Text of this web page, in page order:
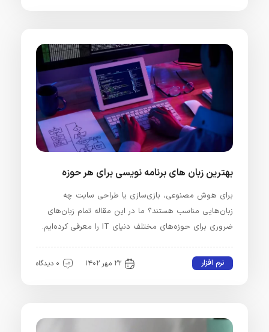
بهترین زبان‌ های برنامه نویسی برای هر حوزه
برای هوش مصنوعی، بازی‌سازی یا طراحی سایت چه
زبان‌هایی مناسب هستند؟ ما در این مقاله تمام زبان‌های
ضروری برای حوزه‌های مختلف دنیای IT را معرفی کرده‌ایم.
نرم افزار